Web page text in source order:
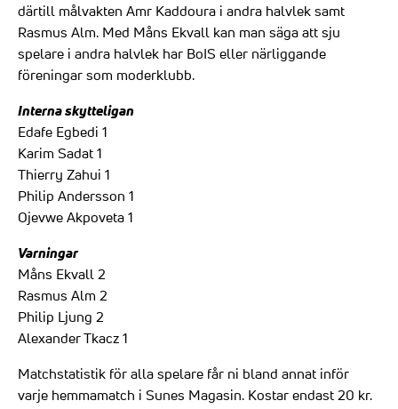
därtill målvakten Amr Kaddoura i andra halvlek samt
Rasmus Alm. Med Måns Ekvall kan man säga att sju
spelare i andra halvlek har BoIS eller närliggande
föreningar som moderklubb.
Interna skytteligan
Edafe Egbedi 1
Karim Sadat 1
Thierry Zahui 1
Philip Andersson 1
Ojevwe Akpoveta 1
Varningar
Måns Ekvall 2
Rasmus Alm 2
Philip Ljung 2
Alexander Tkacz 1
Matchstatistik för alla spelare får ni bland annat inför
varje hemmamatch i Sunes Magasin. Kostar endast 20 kr.